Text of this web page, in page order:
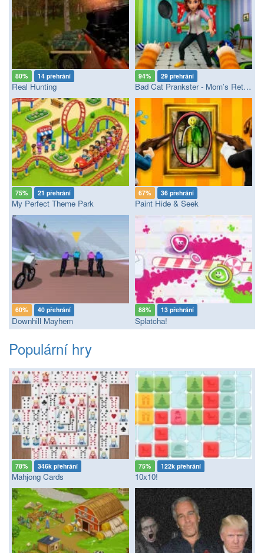
80% 14 přehrání
Real Hunting
94% 29 přehrání
Bad Cat Prankster - Mom’s Return
75% 21 přehrání
My Perfect Theme Park
67% 36 přehrání
Paint Hide & Seek
60% 40 přehrání
Downhill Mayhem
88% 13 přehrání
Splatcha!
Populární hry
78% 346k přehrání
Mahjong Cards
75% 122k přehrání
10x10!